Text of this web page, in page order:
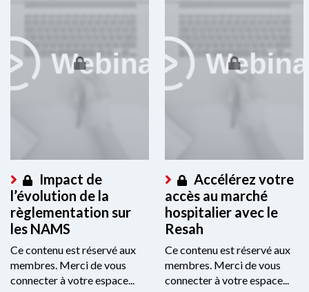
Impact de
l’évolution de la
règlementation sur
les NAMS
Ce contenu est réservé aux
membres. Merci de vous
connecter à votre espace...
Accélérez votre
accès au marché
hospitalier avec le
Resah
Ce contenu est réservé aux
membres. Merci de vous
connecter à votre espace...